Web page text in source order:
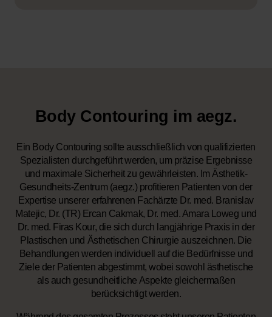
Body Contouring im aegz.
Ein Body Contouring sollte ausschließlich von qualifizierten
Spezialisten durchgeführt werden, um präzise Ergebnisse
und maximale Sicherheit zu gewährleisten. Im Ästhetik-
Gesundheits-Zentrum (aegz.) profitieren Patienten von der
Expertise unserer erfahrenen Fachärzte Dr. med. Branislav
Matejic, Dr. (TR) Ercan Cakmak, Dr. med. Amara Loweg und
Dr. med. Firas Kour, die sich durch langjährige Praxis in der
Plastischen und Ästhetischen Chirurgie auszeichnen. Die
Behandlungen werden individuell auf die Bedürfnisse und
Ziele der Patienten abgestimmt, wobei sowohl ästhetische
als auch gesundheitliche Aspekte gleichermaßen
berücksichtigt werden.